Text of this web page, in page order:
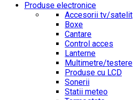
Produse electronice
Accesorii tv/satelit
Boxe
Cantare
Control acces
Lanterne
Multimetre/testere
Produse cu LCD
Sonerii
Statii meteo